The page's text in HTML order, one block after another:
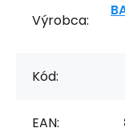
Výrobca:
Kód:
EAN: